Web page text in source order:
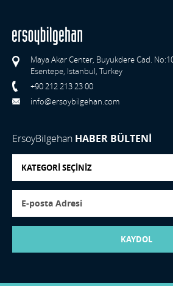
Maya Akar Center, Buyukdere Cad.
Esentepe, Istanbul, Turkey
+90 212 213 23 00
info@ersoybilgehan.com
ErsoyBilgehan HABER BÜLTENİ
KATEGORİ SEÇİNİZ
KAYDOL